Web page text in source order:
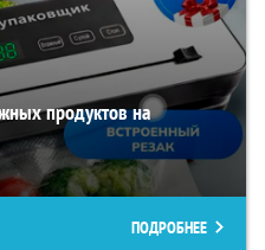
продуктов на
ПОДРОБНЕЕ